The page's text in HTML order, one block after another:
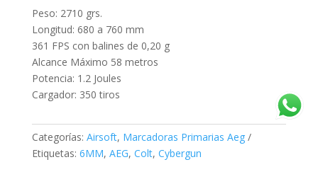
Peso: 2710 grs.
Longitud: 680 a 760 mm
361 FPS con balines de 0,20 g
Alcance Máximo 58 metros
Potencia: 1.2 Joules
Cargador: 350 tiros
Categorías: Airsoft, Marcadoras Primarias Aeg
Etiquetas: 6MM, AEG, Colt, Cybergun